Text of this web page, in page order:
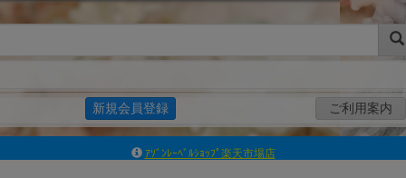
新規会員登録 ご利用案内
ｱｿﾞﾝﾚｰﾍﾞﾙｼｮｯﾌﾟ楽天市場店